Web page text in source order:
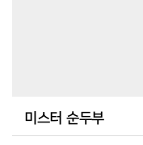
미스터 순두부